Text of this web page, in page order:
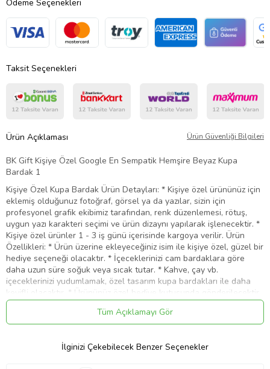
Ödeme Seçenekleri
Taksit Seçenekleri
Ürün Açıklaması Ürün Güvenliği Bilgileri
BK Gift Kişiye Özel Google En Sempatik Hemşire Beyaz Kupa
Bardak 1
Kişiye Özel Kupa Bardak Ürün Detayları: * Kişiye özel ürününüz için
eklemiş olduğunuz fotoğraf, görsel ya da yazılar, sizin için
profesyonel grafik ekibimiz tarafından, renk düzenlemesi, rötuş,
uygun yazı karakteri seçimi ve ürün dizaynı yapılarak işlenecektir. *
Kişiye özel ürünler 1 - 3 iş günü içerisinde kargoya verilir. Ürün
Özellikleri: * Ürün üzerine ekleyeceğiniz isim ile kişiye özel, güzel bir
hediye seçeneği olacaktır. * İçeceklerinizi cam bardaklara göre
daha uzun süre soğuk veya sıcak tutar. * Kahve, çay vb.
içeceklerinizi yudumlamak, özel tasarım kupa bardakları ile daha
keyifli olacaktır. * Ürününüz özel hediye kutusunda gönderilecektir.
kupa bardak, kupa, baskılı kupa bardak, hediye kupa, kişiye özel,
kişiye özel ürün, kişisel hediye
kc574301
Tüm Açıklamayı Gör
İlginizi Çekebilecek Benzer Seçenekler